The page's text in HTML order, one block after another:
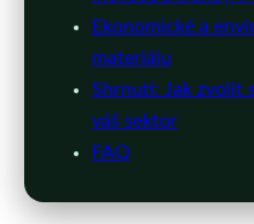
Ekonomické a
materiálu
Shrnutí: Jak zvolit
váš sektor
FAQ